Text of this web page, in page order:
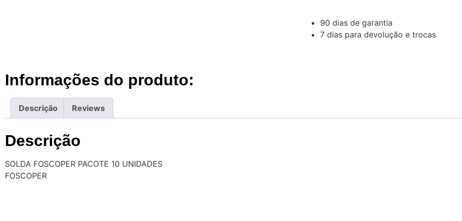
90 dias de garantia
7 dias para devolução e trocas
Informações do produto:
Descrição Reviews
Descrição
SOLDA FOSCOPER PACOTE 10 UNIDADES
FOSCOPER